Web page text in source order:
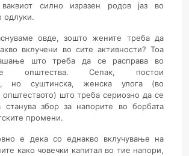
силно изразен родов јаз во
одлуки.
овде, зошто жените треба да
вклучени во сите активности? Тоа
што треба да се расправа во
општества. Сепак, постои
но суштинска, женска улога (во
општеството) што треба сериозно да се
станува збор за напорите во борбата
промени.
е дека со еднакво вклучување на
како човечки капитал во тие напори,